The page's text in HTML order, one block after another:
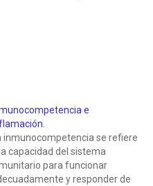
e
inmunocompetencia se refiere
capacidad del sistema
para funcionar
y responder de